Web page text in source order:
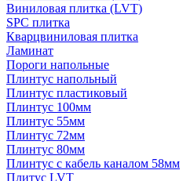
Виниловая плитка (LVT)
SPC плитка
Кварцвиниловая плитка
Ламинат
Пороги напольные
Плинтус напольный
Плинтус пластиковый
Плинтус 100мм
Плинтус 55мм
Плинтус 72мм
Плинтус 80мм
Плинтус с кабель каналом 58мм
Плитус LVT